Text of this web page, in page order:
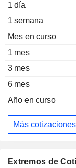
1 día
1 semana
Mes en curso
1 mes
3 mes
6 mes
Año en curso
Más cotizaciones
Extremos de